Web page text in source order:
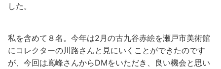
した。
私を含めて８名。今年は2月の古九谷赤絵を瀬戸市美術館
にコレクターの川路さんと見にいくことができたのです
が、今回は嶌峰さんからDMをいただき、良い機会と思い